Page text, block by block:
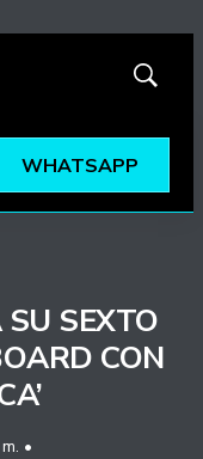
Mostrar
WHATSAPP
SEXTO
CON
•